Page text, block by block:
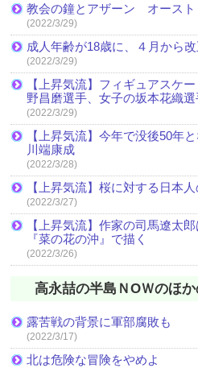
教会の鐘とアザーン オースト
(2022/3/29)
成人年齢が18歳に、４月から
(2022/3/29)
【上昇気流】フィギュアスケ
野昌磨選手、女子の坂本花織
(2022/3/29)
【上昇気流】今年で没後50年
川端康成
(2022/3/28)
【上昇気流】桜に対する日本
(2022/3/27)
【上昇気流】作家の司馬遼太
『菜の花の沖』で描く
(2022/3/26)
高永喆の半島ＮOＷのほ
露苦戦の背景に軍部腐敗も
(2022/3/17)
北は危険な冒険をやめよ